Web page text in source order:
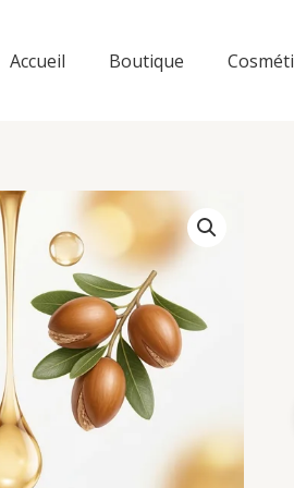
Accueil Boutique